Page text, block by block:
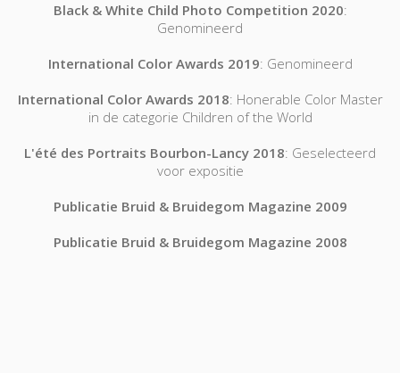
Black & White Child Photo Competition 2020:
Genomineerd
International Color Awards 2019: Genomineerd
International Color Awards 2018: Honerable Color Master
in de categorie Children of the World
L'été des Portraits Bourbon-Lancy 2018: Geselecteerd
voor expositie
Publicatie Bruid & Bruidegom Magazine 2009
Publicatie Bruid & Bruidegom Magazine 2008